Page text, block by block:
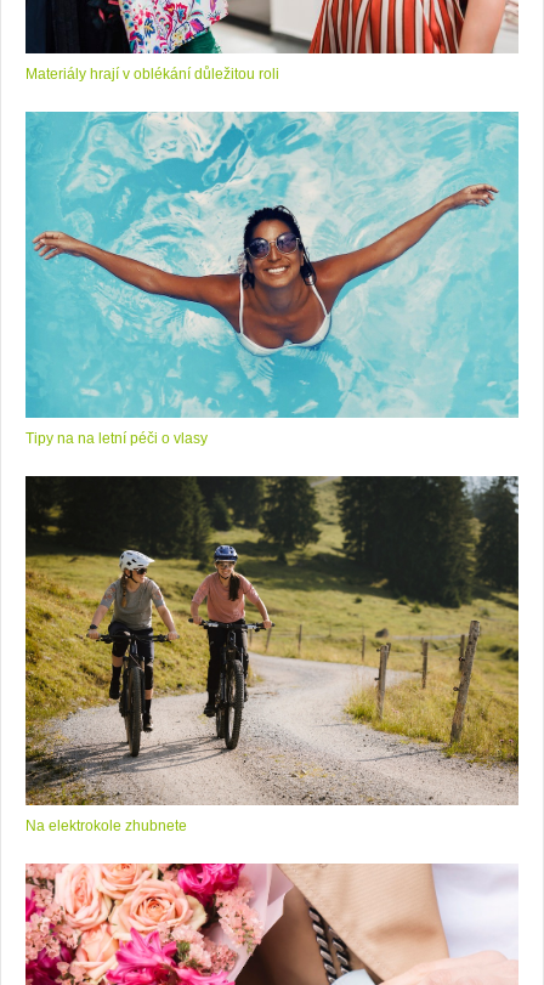
Materiály hrají v oblékání důležitou roli
Tipy na na letní péči o vlasy
Na elektrokole zhubnete